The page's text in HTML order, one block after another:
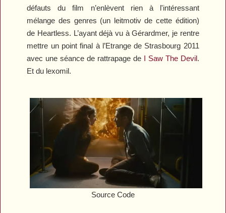
défauts du film n’enlèvent rien à l'intéressant
mélange des genres (un leitmotiv de cette édition)
de Heartless. L’ayant déjà vu à Gérardmer, je rentre
mettre un point final à l’Etrange de Strasbourg 2011
avec une séance de rattrapage de I Saw The Devil.
Et du lexomil.
Source Code